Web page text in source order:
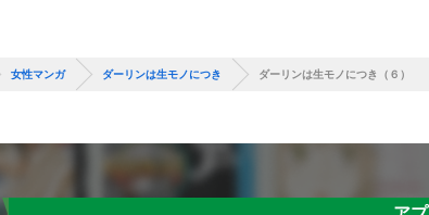
女性マンガ ダーリンは生モノにつき ダーリンは生モノにつき（６）